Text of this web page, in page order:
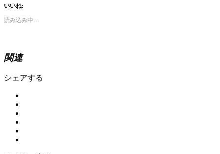
いいね:
読み込み中…
関連
シェアする